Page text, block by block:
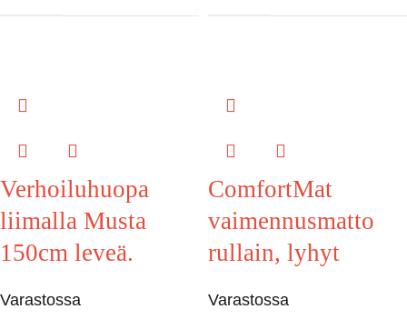
Verhoiluhuopa
liimalla Musta
150cm leveä.
Varastossa
ComfortMat
vaimennusmatto
rullain, lyhyt
Varastossa